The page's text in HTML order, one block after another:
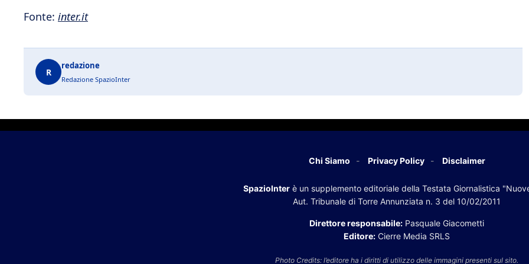
Fonte: inter.it
R
redazione
Redazione SpazioInter
Chi Siamo Privacy Policy Disclaimer
SpazioInterè un supplemento editoriale della Testata Giornalistica
Aut. Tribunale di Torre Annunziata n. 3 del 10/02/2011
Direttore responsabile: Pasquale Giacometti
Editore: Cierre Media SRLS
Photo Credits: l’editore ha i diritti di utilizzo delle immagini presenti sul sito.